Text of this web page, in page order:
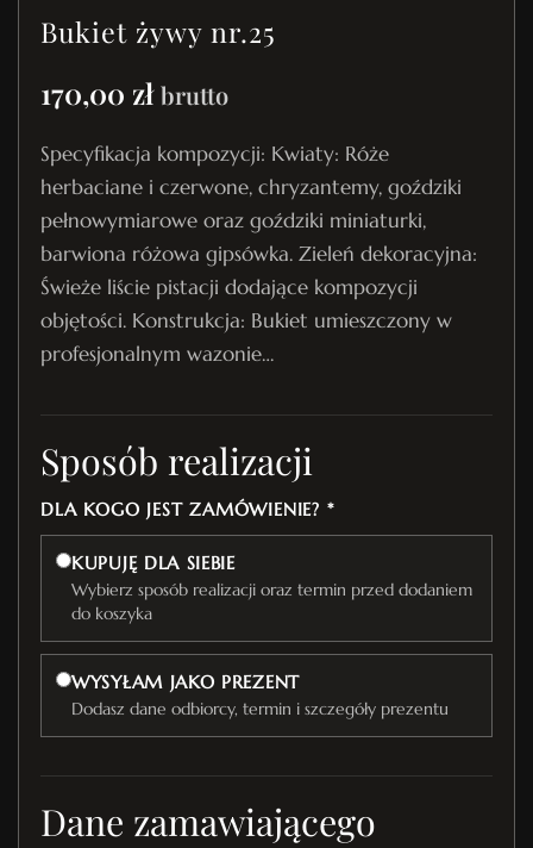
Bukiet żywy nr.25
170,00 zł brutto
Specyfikacja kompozycji: Kwiaty: Róże
herbaciane i czerwone, chryzantemy, goździki
pełnowymiarowe oraz goździki miniaturki,
barwiona różowa gipsówka. Zieleń dekoracyjna:
Świeże liście pistacji dodające kompozycji
objętości. Konstrukcja: Bukiet umieszczony w
profesjonalnym wazonie…
Sposób realizacji
DLA KOGO JEST ZAMÓWIENIE? *
KUPUJĘ DLA SIEBIE
Wybierz sposób realizacji oraz termin przed dodaniem
do koszyka
WYSYŁAM JAKO PREZENT
Dodasz dane odbiorcy, termin i szczegóły prezentu
Dane zamawiającego